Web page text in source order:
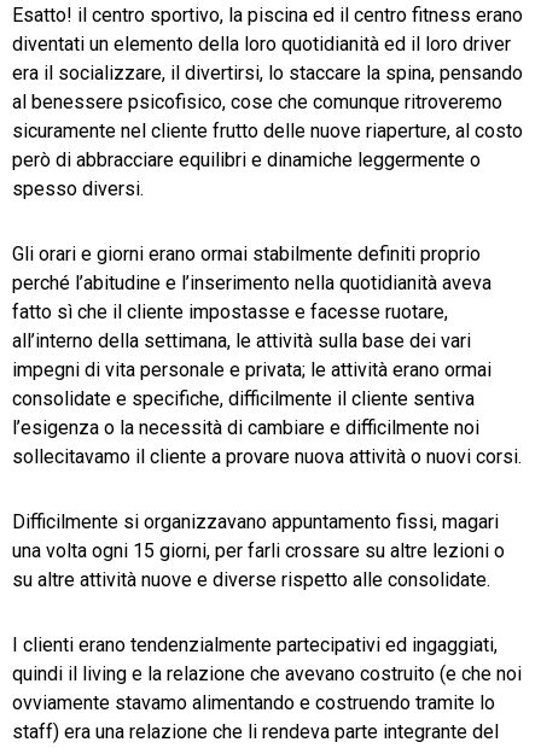
Esatto! il centro sportivo, la piscina ed il centro fitness erano
diventati un elemento della loro quotidianità ed il loro driver
era il socializzare, il divertirsi, lo staccare la spina, pensando
al benessere psicofisico, cose che comunque ritroveremo
sicuramente nel cliente frutto delle nuove riaperture, al costo
però di abbracciare equilibri e dinamiche leggermente o
spesso diversi.
Gli orari e giorni erano ormai stabilmente definiti proprio
perché l’abitudine e l’inserimento nella quotidianità aveva
fatto sì che il cliente impostasse e facesse ruotare,
all’interno della settimana, le attività sulla base dei vari
impegni di vita personale e privata; le attività erano ormai
consolidate e specifiche, difficilmente il cliente sentiva
l’esigenza o la necessità di cambiare e difficilmente noi
sollecitavamo il cliente a provare nuova attività o nuovi corsi.
Difficilmente si organizzavano appuntamento fissi, magari
una volta ogni 15 giorni, per farli crossare su altre lezioni o
su altre attività nuove e diverse rispetto alle consolidate.
I clienti erano tendenzialmente partecipativi ed ingaggiati,
quindi il living e la relazione che avevano costruito (e che noi
ovviamente stavamo alimentando e costruendo tramite lo
staff) era una relazione che li rendeva parte integrante del